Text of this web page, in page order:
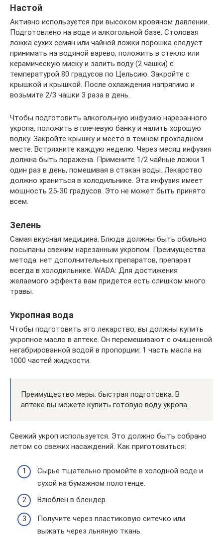
Настой
Активно используется при высоком кровяном давлении.
Подготовлено на воде и алкогольной базе. Столовая
ложка сухих семян или чайной ложки порошка следует
принимать на водяной варево, положить в стекло или
керамическую миску и залить воду (2 чашки) с
температурой 80 градусов по Цельсию. Закройте с
крышкой и крышкой. После охлаждения напрягимо и
возьмите 2/3 чашки 3 раза в день.
Чтобы подготовить алкогольную инфузию нарезанного
укропа, положить в плечевую банку и налить хорошую
водку. Закройте крышку и место в темном прохладном
месте. Встряхните каждую неделю. Через месяц инфузия
должна быть поражена. Примените 1/2 чайные ложки 1
один раз в день, помешивая в стакан воды. Лекарство
должно храниться в холодильнике. Эта инфузия имеет
мощность 25-30 градусов. Это не может быть принято
всем.
Зелень
Самая вкусная медицина. Блюда должны быть обильно
посыпаны свежим нарезанным укропом. Преимущества
метода: нет дополнительных препаратов, препарат
всегда в холодильнике. WADA: Для достижения
желаемого эффекта вам придется есть слишком много
травы.
Укропная вода
Чтобы подготовить это лекарство, вы должны купить
укропное масло в аптеке. Он перемешивают с очищенной
негабрированной водой в пропорции: 1 часть масла на
1000 частей жидкости.
Преимущество меры: быстрая подготовка. В
аптеке вы можете купить готовую воду укропа.
Свежий укроп используется. Это должно быть собрано
летом со свежих насаждений. Как приготовиться:
Сырье тщательно промойте в холодной воде и
сухой на бумажном полотенце.
Влюблен в блендер.
Получите через пластиковую ситечко или
выжать через льняную ткань.